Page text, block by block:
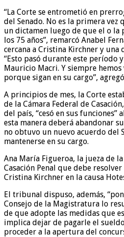
“La Corte se entrometió en
del Senado. No es la primera vez
un dictamen luego de que el o
los 75 años”, remarcó Anabel
cercana a Cristina Kirchner y una
“Esto pasó durante este período
Mauricio Macri. Y siempre
porque sigan en su cargo”,
A principios de mes, la Corte
de la Cámara Federal de
del país, “cesó en sus funciones”
esta manera deberá abandonar
no obtuvo un nuevo acuerdo del
mantenerse en su cargo.
Ana María Figueroa, la jueza de
Casación Penal que debe
Cristina Kirchner en la causa
El tribunal dispuso, además,
Consejo de la Magistratura lo
de que adopte las medidas que
implica dejar de pagarle el
proceder a la apertura del